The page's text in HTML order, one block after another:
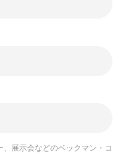
展示会などのベックマン・コ